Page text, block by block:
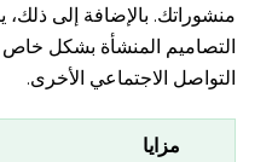
منشوراتك. بالإضافة إلى
التصاميم المنشأة بشكل
التواصل الاجتماعي الأخرى.
مزايا